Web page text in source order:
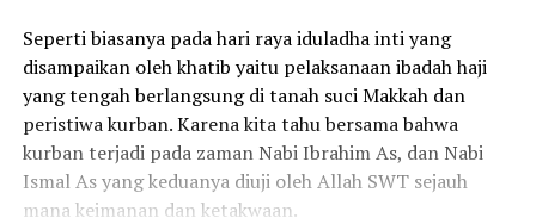
Seperti biasanya pada hari raya iduladha inti yang
disampaikan oleh khatib yaitu pelaksanaan ibadah haji
yang tengah berlangsung di tanah suci Makkah dan
peristiwa kurban. Karena kita tahu bersama bahwa
kurban terjadi pada zaman Nabi Ibrahim As, dan Nabi
Ismal As yang keduanya diuji oleh Allah SWT sejauh
mana keimanan dan ketakwaan.